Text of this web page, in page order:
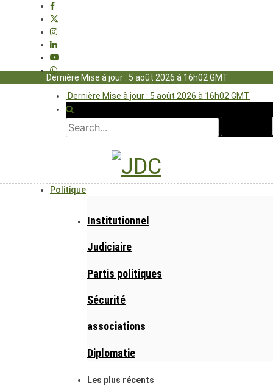
Dernière Mise à jour : 5 août 2026 à 16h02 GMT
Dernière Mise à jour : 5 août 2026 à 16h02 GMT
Politique
Institutionnel
Judiciaire
Partis politiques
Sécurité
associations
Diplomatie
Les plus récents